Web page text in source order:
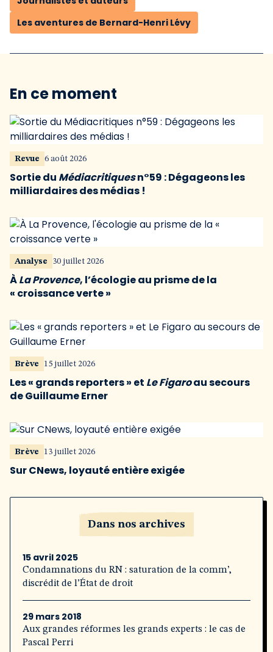
Les aventures de Bernard-Henri Lévy
En ce moment
Revue 6 août 2026
Sortie du Médiacritiquesn°59 : Dégageons les
milliardaires des médias !
Analyse 30 juillet 2026
ÀLa Provence, l’écologie au prisme de la
« croissance verte »
Brève 15 juillet 2026
Les « grands reporters » et Le Figaroau secours
de Guillaume Erner
Brève 13 juillet 2026
Sur CNews, loyauté entière exigée
Dans nos archives
15 avril 2025
Condamnations du RN : saturation de la comm’,
discrédit de l’État de droit
29 mars 2018
Aux grandes réformes les grands experts : le cas de
Pascal Perri